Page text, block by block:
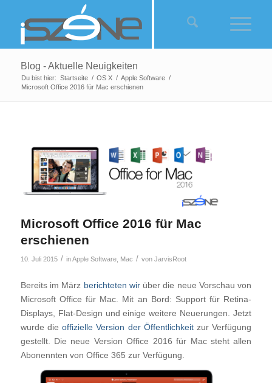
Blog - Aktuelle Neuigkeiten
Du bist hier: Startseite / OS X / Apple Software /
Microsoft Office 2016 für Mac erschienen
Microsoft Office 2016 für Mac
erschienen
10. Juli 2015 / inApple Software, Mac / von JarvisRoot
Bereits im März berichteten wirüber die neue Vorschau von
Microsoft Office für Mac. Mit an Bord: Support für Retina-
Displays, Flat-Design und einige weitere Neuerungen. Jetzt
wurde dieoffizielle Version der Öffentlichkeitzur Verfügung
gestellt. Die neue Version Office 2016 für Mac steht allen
Abonennten von Office 365 zur Verfügung.